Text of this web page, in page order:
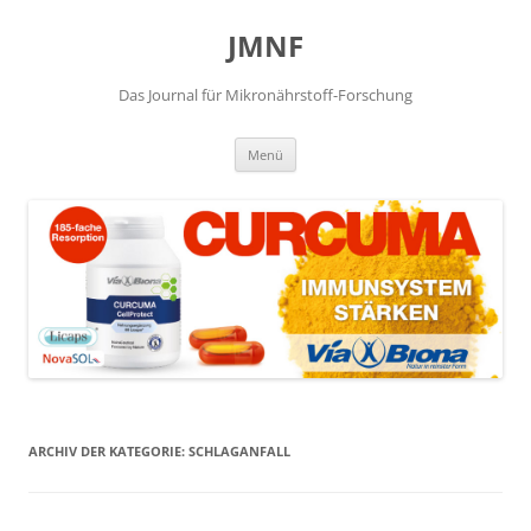
JMNF
Das Journal für Mikronährstoff-Forschung
Menü
ARCHIV DER KATEGORIE: SCHLAGANFALL